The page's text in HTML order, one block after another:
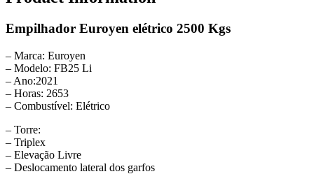
Empilhador Euroyen elétrico 2500 Kgs
– Marca: Euroyen
– Modelo: FB25 Li
– Ano:2021
– Horas: 2653
– Combustível: Elétrico
– Torre:
– Triplex
– Elevação Livre
– Deslocamento lateral dos garfos